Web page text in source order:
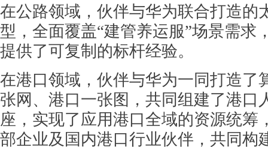
在公路领域，伙伴与华为联合打造的
型，全面覆盖“建管养运服”场景需求
提供了可复制的标杆经验。
在港口领域，伙伴与华为一同打造了
张网、港口一张图，共同组建了港口
座，实现了应用港口全域的资源统筹
部企业及国内港口行业伙伴，共同构